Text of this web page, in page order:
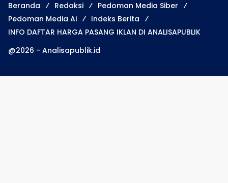
Beranda Redaksi
Pedoman Media Siber
Pedoman Media Ai
Indeks Berita
INFO DAFTAR HARGA PASANG IKLAN DI ANALISAPUBLIK
@2026 - Analisapublik.id